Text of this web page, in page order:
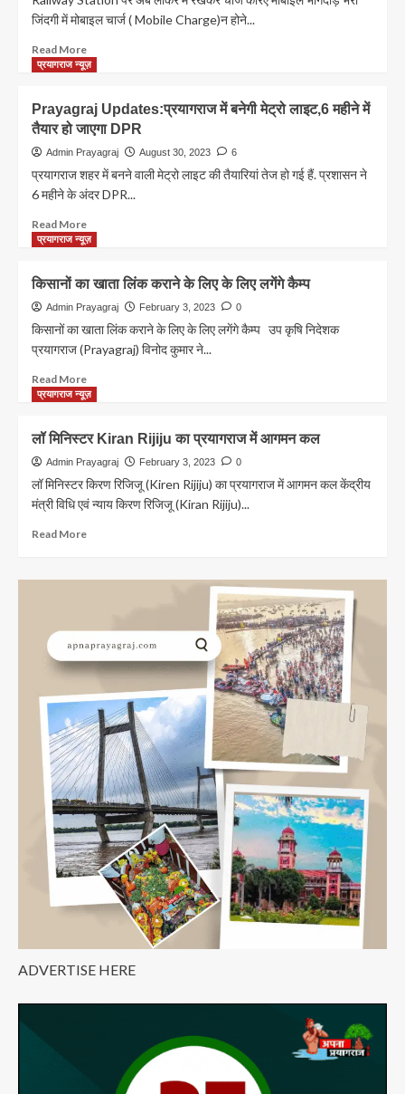
ने
भाइयों
की
बांधी
राखी,मांगा
गुनाहों
तौबा
करने
वचन
जिंदगी में मोबाइल चार्ज ( Mobile Charge)न होने...
Read MoreRead
more
Station
पर
अब
मोबाइल
चार्ज
करने
देंने
प्रयागराज न्यूज़
Prayagraj Updates:प्रयागराज में बनेगी मेट्रो लाइट,6 महीने में
तैयार हो जाएगा DPR
Admin Prayagraj August 30, 2023 6
प्रयागराज शहर में बनने वाली मेट्रो लाइट की तैयारियां तेज हो गई हैं. प्रशासन ने
6 महीने के अंदर DPR...
Read MoreRead
more
Prayagraj
Updates:प्रयागराज
में
बनेगी
लाइट,6
महीने
में
जाएगा
DPR
प्रयागराज न्यूज़
किसानों का खाता लिंक कराने के लिए के लिए लगेंगे कैम्प
Admin Prayagraj February 3, 2023 0
किसानों का खाता लिंक कराने के लिए के लिए लगेंगे कैम्प उप कृषि निदेशक
प्रयागराज (Prayagraj) विनोद कुमार ने...
Read MoreRead
more
का
खाता
लिंक
कराने
लिए
लगेंगे
प्रयागराज न्यूज़
लॉ मिनिस्टर Kiran Rijiju का प्रयागराज में आगमन कल
Admin Prayagraj February 3, 2023 0
लॉ मिनिस्टर किरण रिजिजू (Kiren Rijiju) का प्रयागराज में आगमन कल केंद्रीय
मंत्री विधि एवं न्याय किरण रिजिजू (Kiran Rijiju)...
Read MoreRead
लॉ
Rijiju
का
प्रयागराज
आगमन
कल
ADVERTISE HERE